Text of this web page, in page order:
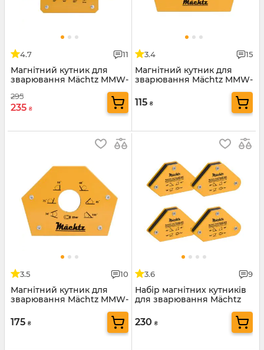
4.7 11
Магнітний кутник для
зварювання Mächtz MMW-
295
235 ₴
3.4 15
Магнітний кутник для
зварювання Mächtz MMW-
115 ₴
3.5 10
Магнітний кутник для
зварювання Mächtz MMW-
175 ₴
3.6 9
Набір магнітних кутників
для зварювання Mächtz
230 ₴